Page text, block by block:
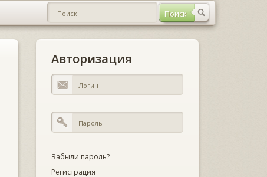
Авторизация
Забыли пароль?
Регистрация